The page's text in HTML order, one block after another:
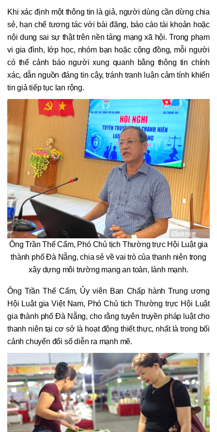
Khi xác định một thông tin là giả, người dùng cần dừng chia
sẻ, hạn chế tương tác với bài đăng, báo cáo tài khoản hoặc
nội dung sai sự thật trên nền tảng mạng xã hội. Trong phạm
vi gia đình, lớp học, nhóm bạn hoặc cộng đồng, mỗi người
có thể cảnh báo người xung quanh bằng thông tin chính
xác, dẫn nguồn đáng tin cậy, tránh tranh luận cảm tính khiến
tin giả tiếp tục lan rộng.
Ông Trần Thế Cẩm, Phó Chủ tịch Thường trực Hội Luật gia
thành phố Đà Nẵng, chia sẻ về vai trò của thanh niên trong
xây dựng môi trường mạng an toàn, lành mạnh.
Ông Trần Thế Cẩm, Ủy viên Ban Chấp hành Trung ương
Hội Luật gia Việt Nam, Phó Chủ tịch Thường trực Hội Luật
gia thành phố Đà Nẵng, cho rằng tuyên truyền pháp luật cho
thanh niên tại cơ sở là hoạt động thiết thực, nhất là trong bối
cảnh chuyển đổi số diễn ra mạnh mẽ.